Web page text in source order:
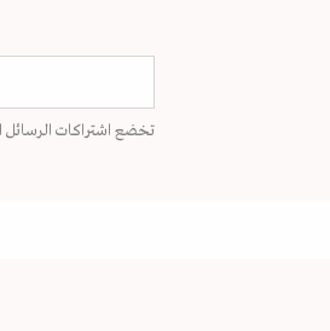
تخضع اشتراكات الرسائل